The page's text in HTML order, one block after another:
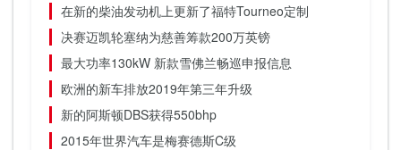
在新的柴油发动机上更新了福特Tourneo定制
决赛迈凯轮塞纳为慈善筹款200万英镑
最大功率130kW 新款雪佛兰畅巡申报信息
欧洲的新车排放2019年第三年升级
新的阿斯顿DBS获得550bhp
2015年世界汽车是梅赛德斯C级